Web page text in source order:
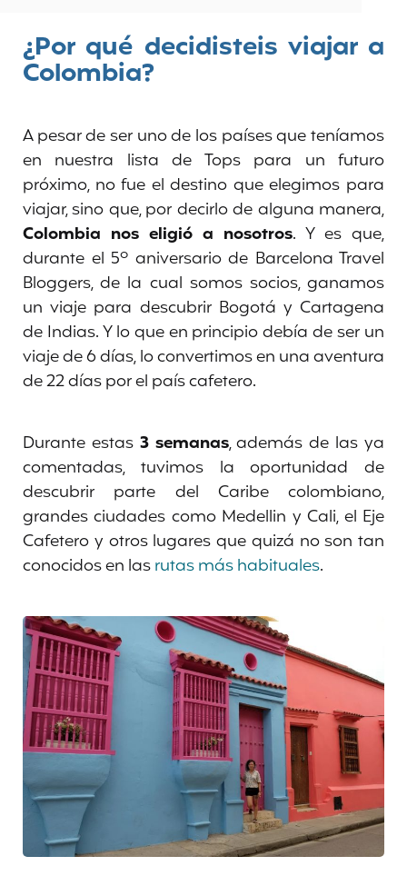
¿Por qué decidisteis viajar a
Colombia?
A pesar de ser uno de los países que teníamos
en nuestra lista de Tops para un futuro
próximo, no fue el destino que elegimos para
viajar, sino que, por decirlo de alguna manera,
Colombia nos eligió a nosotros. Y es que,
durante el 5º aniversario de Barcelona Travel
Bloggers, de la cual somos socios, ganamos
un viaje para descubrir Bogotá y Cartagena
de Indias. Y lo que en principio debía de ser un
viaje de 6 días, lo convertimos en una aventura
de 22 días por el país cafetero.
Durante estas3 semanas, además de las ya
comentadas, tuvimos la oportunidad de
descubrir parte del Caribe colombiano,
grandes ciudades como Medellin y Cali, el Eje
Cafetero y otros lugares que quizá no son tan
conocidos en lasrutas más habituales.